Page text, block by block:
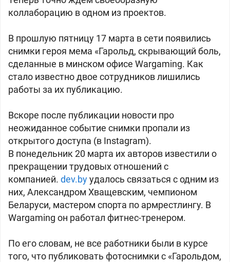
коллаборацию в одном из проектов.
В прошлую пятницу 17 марта в сети появились
снимки героя мема «Гарольд, скрывающий боль,
сделанные в минском офисе Wargaming. Как
стало известно двое сотрудников лишились
работы за их публикацию.
Вскоре после публикации новости про
неожиданное событие снимки пропали из
открытого доступа (в Instagram).
В понедельник 20 марта их авторов известили о
прекращении трудовых отношений с
компанией. dev.byудалось связаться с одним из
них, Александром Хващевским, чемпионом
Беларуси, мастером спорта по армрестлингу. В
Wargaming он работал фитнес-тренером.
По его словам, не все работники были в курсе
того, что публиковать фотоснимки с «Гарольдом,